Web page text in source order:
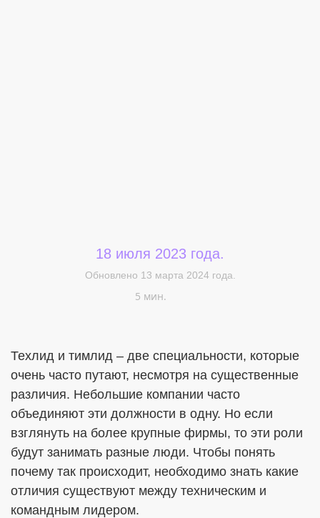
ОТПРАВИТЬ
Я согласен с Политикой в отношении обработки ПДн
Даю
Согласие на обработку персональных данных в
соответствии с установленной формой
18 июля 2023 года.
Обновлено 13 марта 2024 года.
5 мин.
Техлид и тимлид – две специальности, которые
очень часто путают, несмотря на существенные
различия. Небольшие компании часто
объединяют эти должности в одну. Но если
взглянуть на более крупные фирмы, то эти роли
будут занимать разные люди. Чтобы понять
почему так происходит, необходимо знать какие
отличия существуют между техническим и
командным лидером.